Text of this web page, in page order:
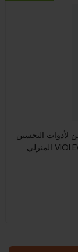
لأدوات التحسين